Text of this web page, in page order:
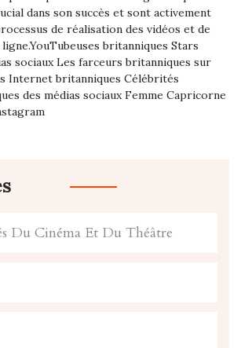
dans son succès et sont activement
de réalisation des vidéos et de
britanniques Stars
sociaux Les farceurs britanniques sur
Internet britanniques Célébrités
des médias sociaux Femme Capricorne
Du Cinéma Et Du Théâtre